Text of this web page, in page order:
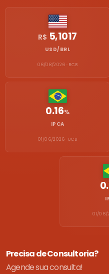
R$ 5,1017
USD/BRL
06/08/2026 · BCB
0.16%
IPCA
01/06/2026 · BCB
01/06/
Precisa de Consultoria?
Agende sua consulta!